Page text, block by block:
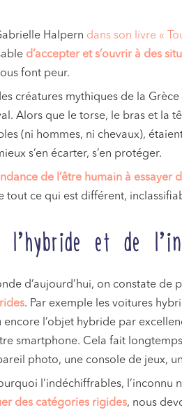
Halpern dans son livre «
d’accepter et s’ouvrir à des
font peur.
créatures mythiques de la
Alors que le torse, le bras et la
(ni hommes, ni chevaux),
s’en écarter, s’en protéger.
de l’être humain à essayer
tout ce qui est différent,
et de
d’aujourd’hui, on constate de
. Par exemple les voitures
encore l’objet hybride par
smartphone. Cela fait longtemps
photo, une console de jeux,
l’indéchiffrables, l’inconnu
des catégories rigides, nous